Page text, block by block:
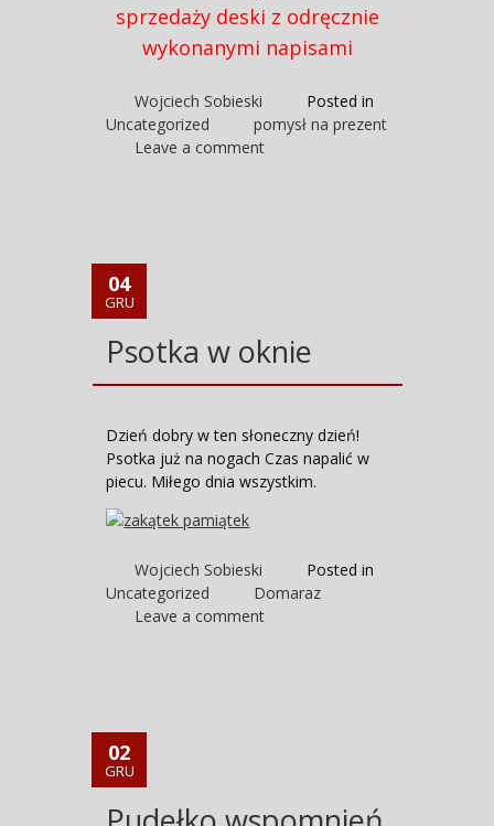
sprzedaży deski z odręcznie
wykonanymi napisami
Wojciech Sobieski
Posted in
Uncategorized
pomysł na prezent
Leave a comment
04
GRU
Psotka w oknie
Dzień dobry w ten słoneczny dzień!
Psotka już na nogachCzas napalić w
piecu. Miłego dnia wszystkim.
Wojciech Sobieski
Posted in
Uncategorized
Domaraz
Leave a comment
02
GRU